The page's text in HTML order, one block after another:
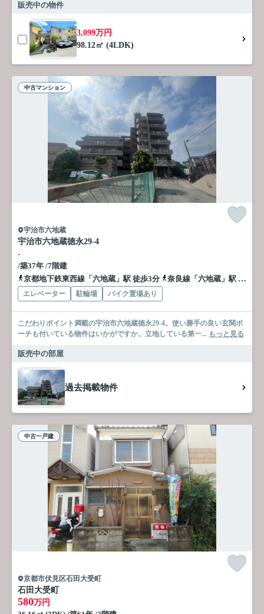
販売中の物件
3,099万円
98.12㎡ (4LDK)
中古マンション
宇治市六地蔵
宇治市六地蔵徳永29-4
-
/築37年 /7階建
京都地下鉄東西線「六地蔵」駅 徒歩3分
奈良線「六地蔵」駅 徒歩3分
エレベーター 駐輪場 バイク置場あり
こだわりポイント満載の宇治市六地蔵徳永29-4。使い勝手の良い玄関ポ
ーチも付いている物件はいかがですか。立地している第一... もっと見る
販売中の部屋
過去掲載物件
中古一戸建
京都市伏見区石田大受町
石田大受町
580万円